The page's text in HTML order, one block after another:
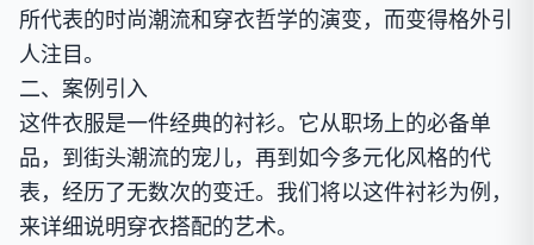
所代表的时尚潮流和穿衣哲学的演变，而变得格外引
人注目。
二、案例引入
这件衣服是一件经典的衬衫。它从职场上的必备单
品，到街头潮流的宠儿，再到如今多元化风格的代
表，经历了无数次的变迁。我们将以这件衬衫为例，
来详细说明穿衣搭配的艺术。